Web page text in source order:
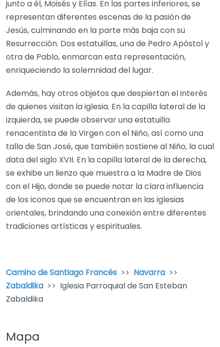
junto a él, Moisés y Elías. En las partes inferiores, se
representan diferentes escenas de la pasión de
Jesús, culminando en la parte más baja con su
Resurrección. Dos estatuillas, una de Pedro Apóstol y
otra de Pablo, enmarcan esta representación,
enriqueciendo la solemnidad del lugar.
Además, hay otros objetos que despiertan el interés
de quienes visitan la iglesia. En la capilla lateral de la
izquierda, se puede observar una estatuilla
renacentista de la Virgen con el Niño, así como una
talla de San José, que también sostiene al Niño, la cual
data del siglo XVII. En la capilla lateral de la derecha,
se exhibe un lienzo que muestra a la Madre de Dios
con el Hijo, donde se puede notar la clara influencia
de los iconos que se encuentran en las iglesias
orientales, brindando una conexión entre diferentes
tradiciones artísticas y espirituales.
Camino de Santiago Francés >> Navarra >>
Zabaldika >> Iglesia Parroquial de San Esteban
Zabaldika
Mapa